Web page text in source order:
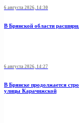
6 августа 2026, 14:30
В Брянской области
6 августа 2026, 14:27
В Брянске продолжается
улицы Карачижской